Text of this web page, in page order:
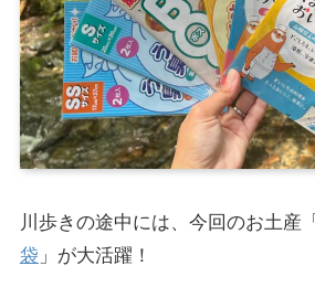
川歩きの途中には、今回のお土産「
袋 」が大活躍！